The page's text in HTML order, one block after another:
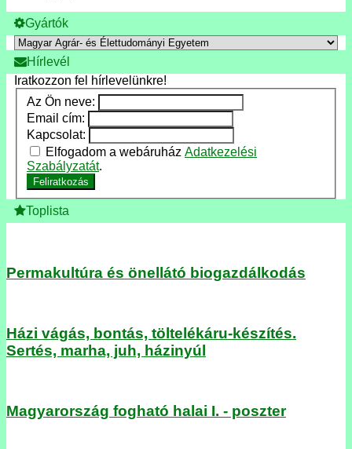
Gyártók
Hírlevél
Iratkozzon fel hírlevelünkre!
Az Ön neve:
Email cím:
Kapcsolat:
Elfogadom a webáruház Adatkezelési
Szabályzatát.
Feliratkozás
Toplista
Permakultúra és önellátó biogazdálkodás
Házi vágás, bontás, töltelékáru-készítés.
Sertés, marha, juh, házinyúl
Magyarország fogható halai I. - poszter